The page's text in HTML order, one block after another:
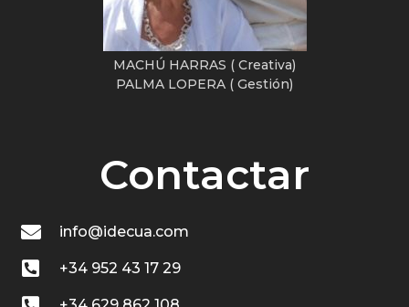
MACHÚ HARRAS ( Creativa)
PALMA LOPERA ( Gestión)
Contactar
info@idecua.com
+34 952 43 17 29